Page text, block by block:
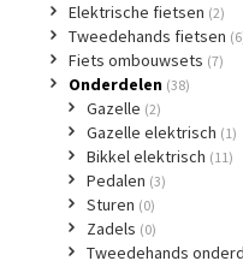
Elektrische fietsen (2)
Tweedehands fietsen
Fiets ombouwsets (7)
Onderdelen (38)
Gazelle (2)
Gazelle elektrisch (1)
Bikkel elektrisch (11)
Pedalen (3)
Sturen (0)
Zadels (0)
Tweedehands